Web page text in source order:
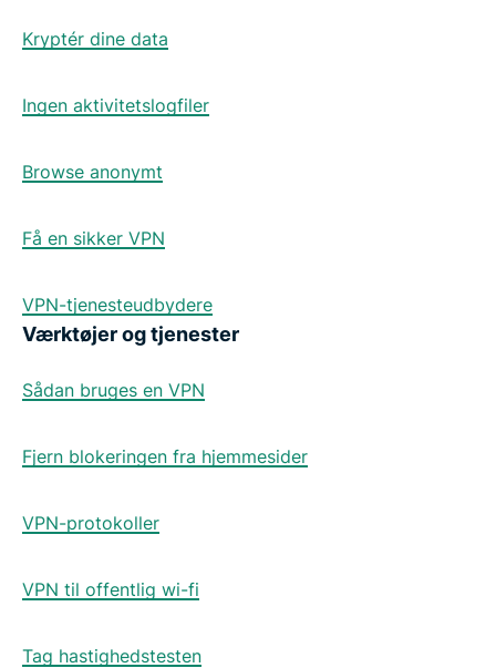
Kryptér dine data
Ingen aktivitetslogfiler
Browse anonymt
Få en sikker VPN
VPN-tjenesteudbydere
Værktøjer og tjenester
Sådan bruges en VPN
Fjern blokeringen fra hjemmesider
VPN-protokoller
VPN til offentlig wi-fi
Tag hastighedstesten